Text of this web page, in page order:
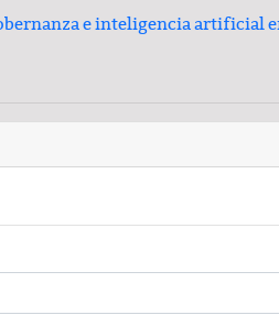
e inteligencia artificial